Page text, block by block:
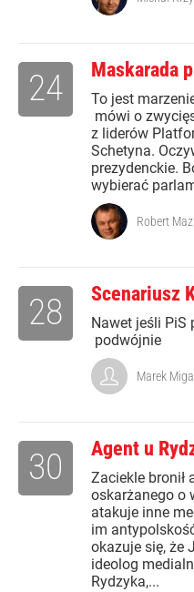
Maskarada
To jest
mówi o
z liderów
Schetyna.
prezydenckie.
wybierać
24
Robert
Scenariusz
Nawet jeśli PiS
podwójnie
28
Marek
Agent u
Zaciekle bronił
oskarżanego o
atakuje inne
im
okazuje się, że
ideolog
Rydzyka,...
30